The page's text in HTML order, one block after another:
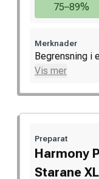
75–89%
Merknader
Begrensning i
Vis mer
Preparat
Harmony
Starane XL